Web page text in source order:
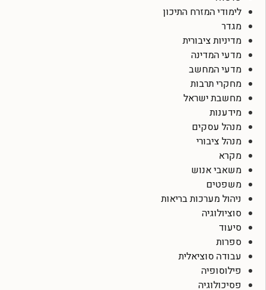
לימודי המזרח התיכון
מגדר
מדיניות ציבורית
מדעי המדינה
מדעי המחשב
מחקרי תרבות
מחשבת ישראל
מידענות
מנהל עסקים
מנהל ציבורי
מקרא
משאבי אנוש
משפטים
ניהול מערכות בריאות
סוציולוגיה
סיעוד
ספרות
עבודה סוציאלית
פילוסופיה
פסיכולוגיה